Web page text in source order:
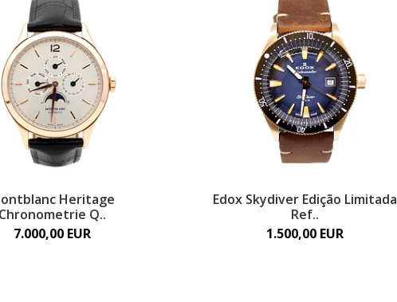
Heritage
Q..
7.000,00 EUR
Edox Skydiver Edição Limitada
Ref..
1.500,00 EUR